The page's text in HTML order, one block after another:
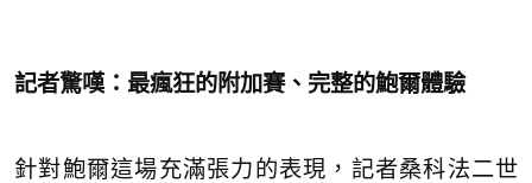
記者驚嘆：最瘋狂的附加賽、完整的鮑爾體驗
針對鮑爾這場充滿張力的表現，記者桑科法二世